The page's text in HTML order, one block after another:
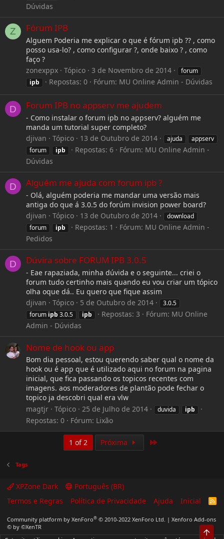
Dúvidas
Z Fórum IPB
Alguem Poderia me explicar o que é fórum ipb ?? , como
posso usa-lo? , como configurar ?, onde baixo ? , como
faço ?
zonexppx
Tópico 3 de Novembro de 2014
forum
ipb
Repostas: 0 Fórum: MU Online Admin - Dúvidas
D Forum IPB no appserv me ajudem
- Como instalar o forum ipb no appserv? alguém me
manda um tutorial super completo?
djivan
Tópico 13 de Outubro de 2014 ajuda
appserv
forum
ipb Repostas: 6 Fórum: MU Online Admin -
Dúvidas
D Alguém me ajuda com forum ipb ?
- Olá, alguém poderia me mandar uma versão mais
antiga do que á 3.0.5 do forúm invision power board?
djivan
Tópico 13 de Outubro de 2014
download
forum
ipb Repostas: 1 Fórum: MU Online Admin -
Pedidos
D Dúvira sobre FORUM IPB 3.0.5
- Eae rapaziada, minha dúvida e o seguinte... criei o
forum tudo certinho mais quando eu vou criar um tópico
olha oque dá.. Eu quero que fique assim
djivan
Tópico 5 de Outubro de 2014
3.0.5
forum ipb 3.0.5 ipb Repostas: 3 Fórum: MU Online
Admin - Dúvidas
Nome de hook ou app
Bom dia pessoal, estou querendo saber qual o nome da
hook ou é app que é utilizado aqui no forum na pagina
inicial, que fica passando os topicos recentes com
imagens. aos moderadores de plantão pode fechar o
topico ja descobri qual era vlw
magtjr
Tópico 25 de Julho de 2014 duvida ipb
Repostas: 0 Fórum: Lixão
1 of 2 Próxima Last
Tags
XPZone Dark
Português (BR)
Termos e Regras
Política de Privacidade Ajuda Inicial
R
Community platform by XenForo® © 2010-2022 XenForo Ltd. | Xenforo Add-ons
© by ©XenTR